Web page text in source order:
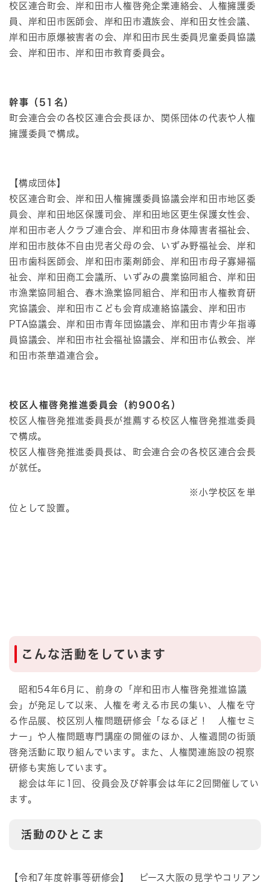
校区連合町会、岸和田市人権啓発企業連絡会、人権擁護委
員、岸和田市医師会、岸和田市遺族会、岸和田女性会議、
岸和田市原爆被害者の会、岸和田市民生委員児童委員協議
会、岸和田市、岸和田市教育委員会。
幹事（51名）
町会連合会の各校区連合会長ほか、関係団体の代表や人権
擁護委員で構成。
【構成団体】
校区連合町会、岸和田人権擁護委員協議会岸和田市地区委
員会、岸和田地区保護司会、岸和田地区更生保護女性会、
岸和田市老人クラブ連合会、岸和田市身体障害者福祉会、
岸和田市肢体不自由児者父母の会、いずみ野福祉会、岸和
田市歯科医師会、岸和田市薬剤師会、岸和田市母子寡婦福
祉会、岸和田商工会議所、いずみの農業協同組合、岸和田
市漁業協同組合、春木漁業協同組合、岸和田市人権教育研
究協議会、岸和田市こども会育成連絡協議会、岸和田市
PTA協議会、岸和田市青年団協議会、岸和田市青少年指導
員協議会、岸和田市社会福祉協議会、岸和田市仏教会、岸
和田市茶華道連合会。
校区人権啓発推進委員会（約900名）
校区人権啓発推進委員長が推薦する校区人権啓発推進委員
で構成。
校区人権啓発推進委員長は、町会連合会の各校区連合会長
が就任。
※小学校区を単
位として設置。
こんな活動をしています
昭和54年6月に、前身の「岸和田市人権啓発推進協議
会」が発足して以来、人権を考える市民の集い、人権を守
る作品展、校区別人権問題研修会「なるほど！ 人権セミ
ナー」や人権問題専門講座の開催のほか、人権週間の街頭
啓発活動に取り組んでいます。また、人権関連施設の視察
研修も実施しています。
総会は年に1回、役員会及び幹事会は年に2回開催してい
ます。
活動のひとこま
【令和7年度幹事等研修会】 ピース大阪の見学やコリアン